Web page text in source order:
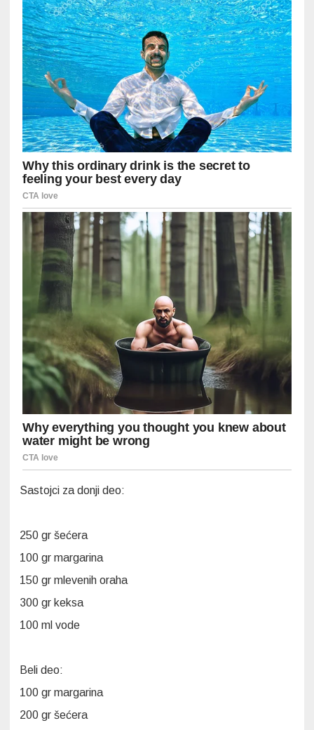
Sastojci za donji deo:
250 gr šećera
100 gr margarina
150 gr mlevenih oraha
300 gr keksa
100 ml vode
Beli deo:
100 gr margarina
200 gr šećera